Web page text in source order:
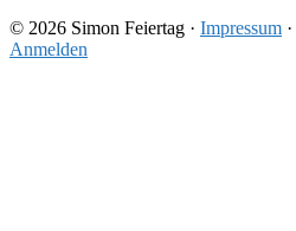
© 2026 Simon Feiertag · Impressum ·
Anmelden